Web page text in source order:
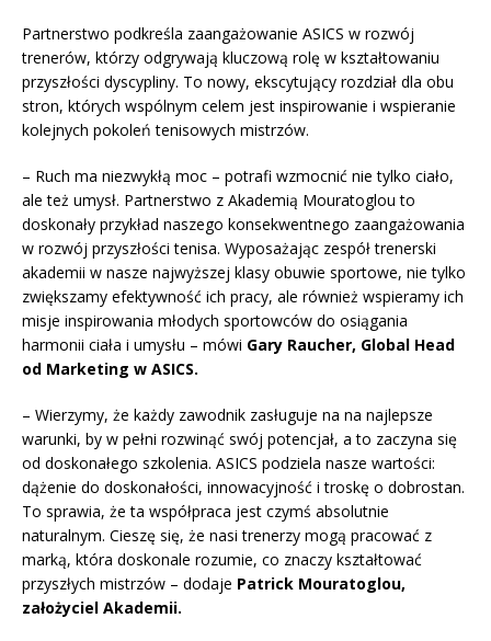
Partnerstwo podkreśla zaangażowanie ASICS w rozwój
trenerów, którzy odgrywają kluczową rolę w kształtowaniu
przyszłości dyscypliny. To nowy, ekscytujący rozdział dla obu
stron, których wspólnym celem jest inspirowanie i wspieranie
kolejnych pokoleń tenisowych mistrzów.
– Ruch ma niezwykłą moc – potrafi wzmocnić nie tylko ciało,
ale też umysł. Partnerstwo z Akademią Mouratoglou to
doskonały przykład naszego konsekwentnego zaangażowania
w rozwój przyszłości tenisa. Wyposażając zespół trenerski
akademii w nasze najwyższej klasy obuwie sportowe, nie tylko
zwiększamy efektywność ich pracy, ale również wspieramy ich
misje inspirowania młodych sportowców do osiągania
harmonii ciała i umysłu – mówi Gary Raucher, Global Head
od Marketing w ASICS.
– Wierzymy, że każdy zawodnik zasługuje na na najlepsze
warunki, by w pełni rozwinąć swój potencjał, a to zaczyna się
od doskonałego szkolenia. ASICS podziela nasze wartości:
dążenie do doskonałości, innowacyjność i troskę o dobrostan.
To sprawia, że ta współpraca jest czymś absolutnie
naturalnym. Cieszę się, że nasi trenerzy mogą pracować z
marką, która doskonale rozumie, co znaczy kształtować
przyszłych mistrzów – dodaje Patrick Mouratoglou,
założyciel Akademii.